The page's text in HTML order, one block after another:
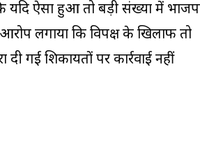
यदि ऐसा हुआ तो बड़ी संख्या में
लगाया कि विपक्ष के खिलाफ तो
गई शिकायतों पर कार्रवाई नहीं